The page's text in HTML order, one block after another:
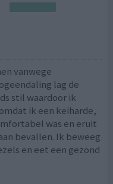
vanwege
lag de
stil waardoor ik
ik een keiharde,
was en eruit
bevallen. Ik beweeg
en eet een gezond